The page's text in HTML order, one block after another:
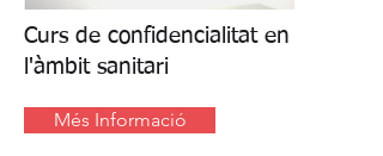
Curs de confidencialitat en
l'àmbit sanitari
Més Informació